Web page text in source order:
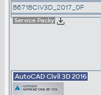
86718CIV3D_2017_0F
Service Packy
AutoCAD Civil 3D2016